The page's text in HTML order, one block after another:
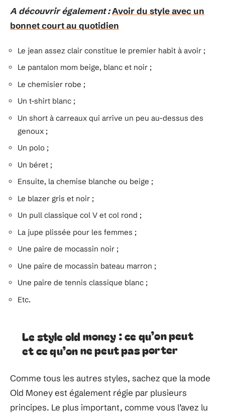
A découvrir également :Avoir du style avec un
bonnet court au quotidien
Le jean assez clair constitue le premier habit à avoir ;
Le pantalon mom beige, blanc et noir ;
Le chemisier robe ;
Un t-shirt blanc ;
Un short à carreaux qui arrive un peu au-dessus des
genoux ;
Un polo ;
Un béret ;
Ensuite, la chemise blanche ou beige ;
Le blazer gris et noir ;
Un pull classique col V et col rond ;
La jupe plissée pour les femmes ;
Une paire de mocassin noir ;
Une paire de mocassin bateau marron ;
Une paire de tennis classique blanc ;
Etc.
Le style old money : ce qu’on peut
et ce qu’on ne peut pas porter
Comme tous les autres styles, sachez que la mode
Old Money est également régie par plusieurs
principes. Le plus important, comme vous l’avez lu